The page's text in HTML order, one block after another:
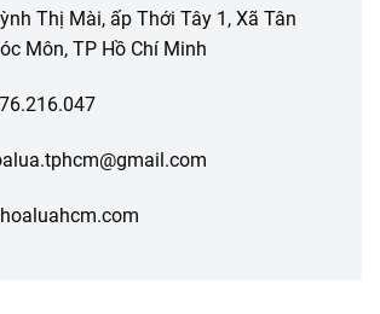
Thị Mài, ấp Thới Tây 1, Xã Tân
Môn, TP Hồ Chí Minh